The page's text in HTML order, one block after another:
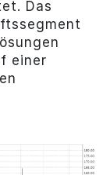
Das
einer